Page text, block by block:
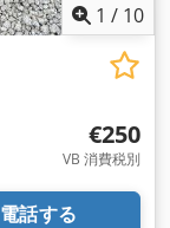
1 / 10
€250
VB 消費税別
電話する